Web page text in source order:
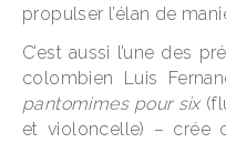
propulser l’élan de
C’est aussi l’une des
colombien Luis
pantomimes pour six
et violoncelle) – crée